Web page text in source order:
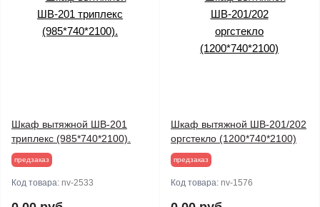
Шкаф вытяжной ШВ-201
триплекс (985*740*2100).
предзаказ
Код товара: nv-2533
Шкаф вытяжной ШВ-201/202
оргстекло (1200*740*2100)
предзаказ
Код товара: nv-1576